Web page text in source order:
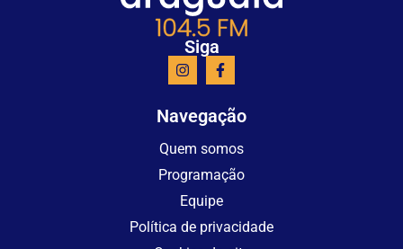
Siga
Navegação
Quem somos
Programação
Equipe
Política de privacidade